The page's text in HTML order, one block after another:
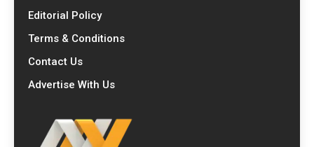
Editorial Policy
Terms & Conditions
Contact Us
Advertise With Us